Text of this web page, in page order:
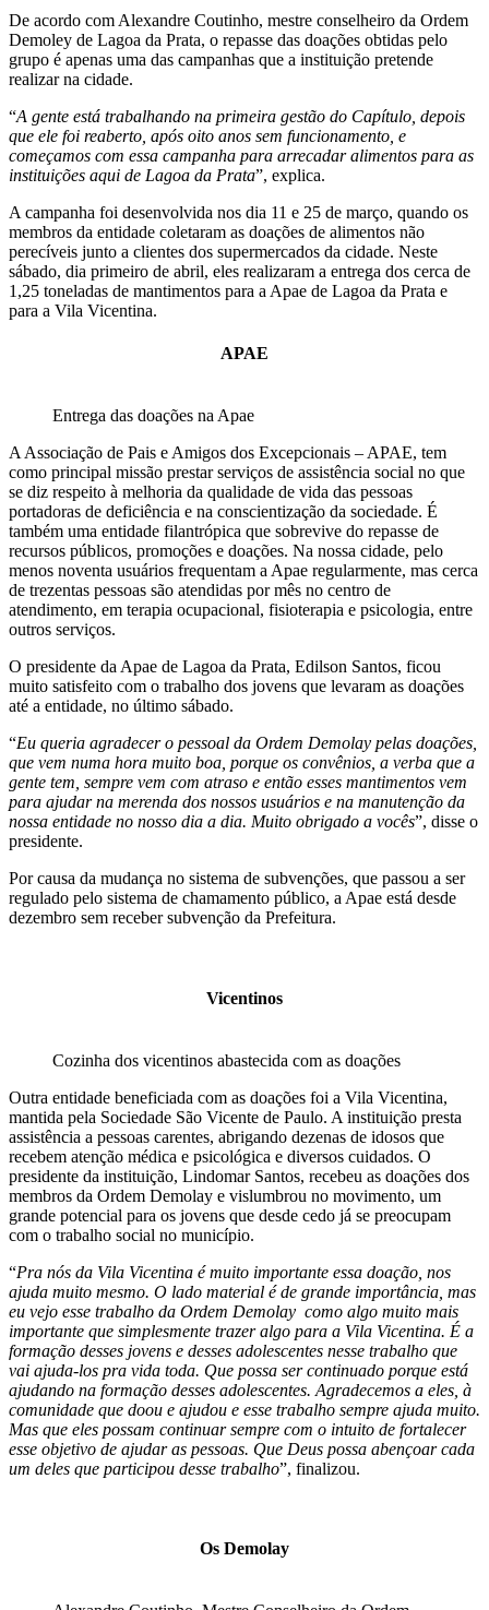
De acordo com Alexandre Coutinho, mestre conselheiro da Ordem
Demoley de Lagoa da Prata, o repasse das doações obtidas pelo
grupo é apenas uma das campanhas que a instituição pretende
realizar na cidade.
“A gente está trabalhando na primeira gestão do Capítulo, depois
que ele foi reaberto, após oito anos sem funcionamento, e
começamos com essa campanha para arrecadar alimentos para as
instituições aqui de Lagoa da Prata”, explica.
A campanha foi desenvolvida nos dia 11 e 25 de março, quando os
membros da entidade coletaram as doações de alimentos não
perecíveis junto a clientes dos supermercados da cidade. Neste
sábado, dia primeiro de abril, eles realizaram a entrega dos cerca de
1,25 toneladas de mantimentos para a Apae de Lagoa da Prata e
para a Vila Vicentina.
APAE
Entrega das doações na Apae
A Associação de Pais e Amigos dos Excepcionais – APAE, tem
como principal missão prestar serviços de assistência social no que
se diz respeito à melhoria da qualidade de vida das pessoas
portadoras de deficiência e na conscientização da sociedade. É
também uma entidade filantrópica que sobrevive do repasse de
recursos públicos, promoções e doações. Na nossa cidade, pelo
menos noventa usuários frequentam a Apae regularmente, mas cerca
de trezentas pessoas são atendidas por mês no centro de
atendimento, em terapia ocupacional, fisioterapia e psicologia, entre
outros serviços.
O presidente da Apae de Lagoa da Prata, Edilson Santos, ficou
muito satisfeito com o trabalho dos jovens que levaram as doações
até a entidade, no último sábado.
“Eu queria agradecer o pessoal da Ordem Demolay pelas doações,
que vem numa hora muito boa, porque os convênios, a verba que a
gente tem, sempre vem com atraso e então esses mantimentos vem
para ajudar na merenda dos nossos usuários e na manutenção da
nossa entidade no nosso dia a dia. Muito obrigado a vocês”, disse o
presidente.
Por causa da mudança no sistema de subvenções, que passou a ser
regulado pelo sistema de chamamento público, a Apae está desde
dezembro sem receber subvenção da Prefeitura.
Vicentinos
Cozinha dos vicentinos abastecida com as doações
Outra entidade beneficiada com as doações foi a Vila Vicentina,
mantida pela Sociedade São Vicente de Paulo. A instituição presta
assistência a pessoas carentes, abrigando dezenas de idosos que
recebem atenção médica e psicológica e diversos cuidados. O
presidente da instituição, Lindomar Santos, recebeu as doações dos
membros da Ordem Demolay e vislumbrou no movimento, um
grande potencial para os jovens que desde cedo já se preocupam
com o trabalho social no município.
“Pra nós da Vila Vicentina é muito importante essa doação, nos
ajuda muito mesmo. O lado material é de grande importância, mas
eu vejo esse trabalho da Ordem Demolay como algo muito mais
importante que simplesmente trazer algo para a Vila Vicentina. É a
formação desses jovens e desses adolescentes nesse trabalho que
vai ajuda-los pra vida toda. Que possa ser continuado porque está
ajudando na formação desses adolescentes. Agradecemos a eles, à
comunidade que doou e ajudou e esse trabalho sempre ajuda muito.
Mas que eles possam continuar sempre com o intuito de fortalecer
esse objetivo de ajudar as pessoas. Que Deus possa abençoar cada
um deles que participou desse trabalho”, finalizou.
Os Demolay